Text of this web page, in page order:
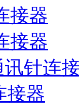
接器
接器
讯针连
接器